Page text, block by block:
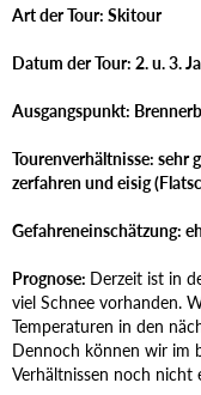
Art der Tour: Skitour
Datum der Tour: 2. u. 3.
Ausgangspunkt:
Tourenverhältnisse: sehr
zerfahren und eisig
Gefahreneinschätzung:
Prognose: Derzeit ist in
viel Schnee vorhanden.
Temperaturen in den
Dennoch können wir im
Verhältnissen noch nicht